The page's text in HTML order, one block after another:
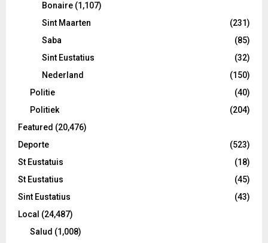
Bonaire (1,107)
Sint Maarten
(231)
Saba
(85)
Sint Eustatius
(32)
Nederland
(150)
Politie
(40)
Politiek
(204)
Featured (20,476)
Deporte
(523)
St Eustatuis
(18)
St Eustatius
(45)
Sint Eustatius
(43)
Local (24,487)
Salud (1,008)